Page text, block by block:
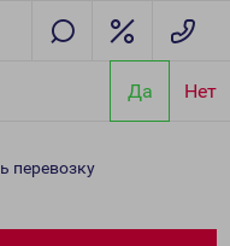
Да Нет
перевозку